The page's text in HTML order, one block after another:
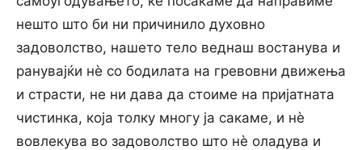
нешто што би ни причинило духовно
задоволство, нашето тело веднаш востанува и
ранувајќи нѐ co бодилата на гревовни движења
и страсти, не ни дава да стоиме на пријатната
чистинка, која толку многу ja сакаме, и нѐ
вовлекува во задоволство што нѐ оладува и